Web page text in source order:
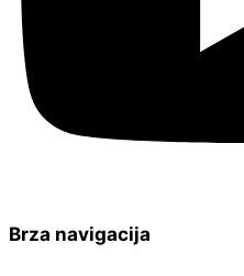
Brza navigacija